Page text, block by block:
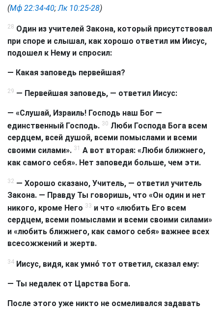
(Мф 22:34-40;Лк 10:25-28)
28 Один из учителей Закона, который присутствовал
при споре и слышал, как хорошо ответил им Иисус,
подошел к Нему и спросил:
— Какая заповедь первейшая?
29 — Первейшая заповедь, — ответил Иисус:
— «Слушай, Израиль! Господь наш Бог —
единственный Господь. 30 Люби Господа Бога всем
сердцем, всей душой, всеми помыслами и всеми
своими силами». 31 А вот вторая: «Люби ближнего,
как самого себя». Нет заповеди больше, чем эти.
32 — Хорошо сказано, Учитель, — ответил учитель
Закона. — Правду Ты говоришь, что «Он один и нет
никого, кроме Него 33 и что «любить Его всем
сердцем, всеми помыслами и всеми своими силами»
и «любить ближнего, как самого себя» важнее всех
всесожжений и жертв.
34 Иисус, видя, как умно́ тот ответил, сказал ему:
— Ты недалек от Царства Бога.
После этого уже никто не осмеливался задавать